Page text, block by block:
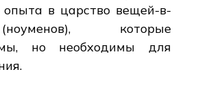
опыта в царство вещей-в-
которые
но необходимы для